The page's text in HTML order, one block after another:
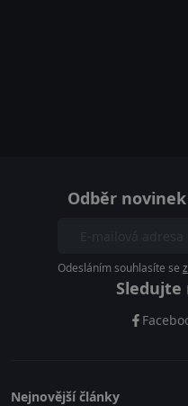
Odběr
Odesláním souhlasíte se
Sledujte
Nejnovější články